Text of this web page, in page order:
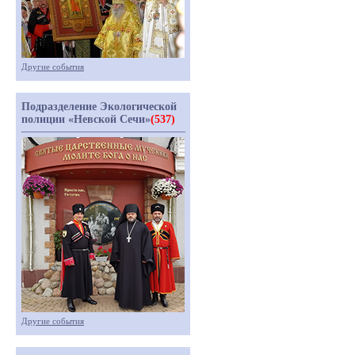
Другие события
Подразделение Экологической
полиции «Невской Сечи»(537)
Другие события